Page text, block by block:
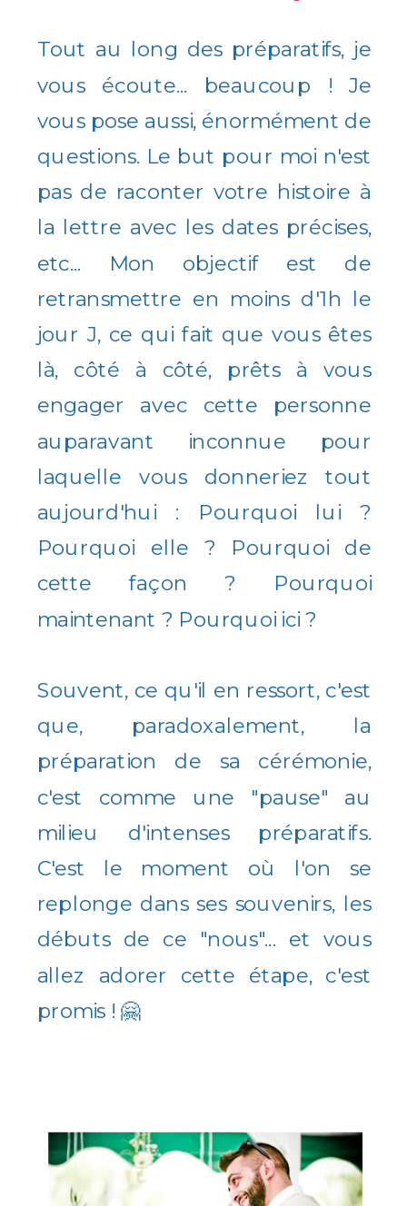
Tout au long des préparatifs, je
vous écoute... beaucoup ! Je
vous pose aussi, énormément de
questions. Le but pour moi n'est
pas de raconter votre histoire à
la lettre avec les dates précises,
etc... Mon objectif est de
retransmettre en moins d'1h le
jour J, ce qui fait que vous êtes
là, côté à côté, prêts à vous
engager avec cette personne
auparavant inconnue pour
laquelle vous donneriez tout
aujourd'hui : Pourquoi lui ?
Pourquoi elle ? Pourquoi de
cette façon ? Pourquoi
maintenant ? Pourquoi ici ?
Souvent, ce qu'il en ressort, c'est
que, paradoxalement, la
préparation de sa cérémonie,
c'est comme une "pause" au
milieu d'intenses préparatifs.
C'est le moment où l'on se
replonge dans ses souvenirs, les
débuts de ce "nous"... et vous
allez adorer cette étape, c'est
promis ! 🤗